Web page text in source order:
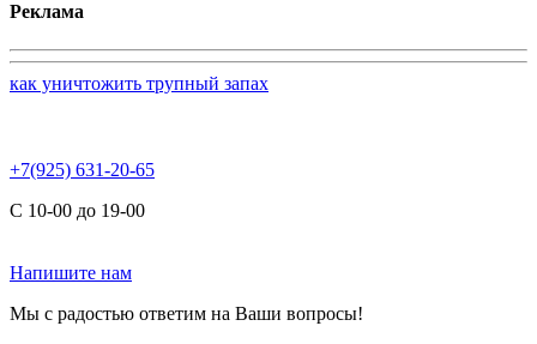
Реклама
как уничтожить трупный запах
+7(925) 631-20-65
С 10-00 до 19-00
Напишите нам
Мы с радостью ответим на Ваши вопросы!